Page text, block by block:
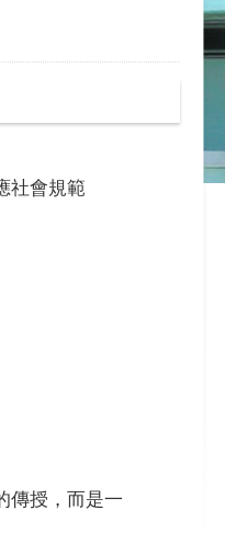
社會規範
傳授，而是一